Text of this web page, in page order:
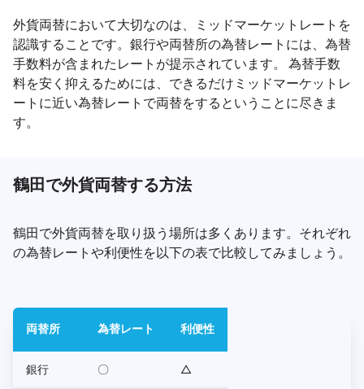
外貨両替において大切なのは、ミッドマーケットレートを
認識することです。銀行や両替所の為替レートには、為替
手数料が含まれたレートが提示されています。 為替手数
料を安く抑えるためには、できるだけミッドマーケットレ
ートに近い為替レートで両替をするということに尽きま
す。
鶴田で外貨両替する方法
鶴田で外貨両替を取り扱う場所は多くあります。それぞれ
の為替レートや利便性を以下の表で比較してみましょう。
両替所 為替レート 利便性
銀行 〇 △